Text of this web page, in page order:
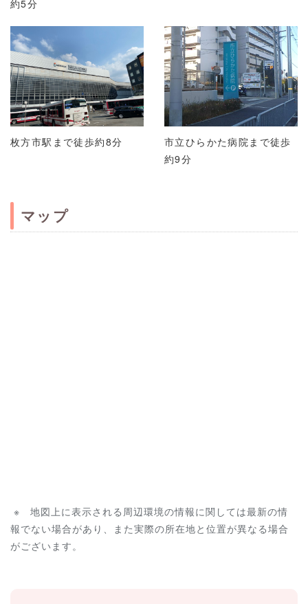
約5分
枚方市駅まで徒歩約8分
市立ひらかた病院まで徒歩
約9分
マップ
※ 地図上に表示される周辺環境の情報に関しては最新の情
報でない場合があり、また実際の所在地と位置が異なる場合
がございます。